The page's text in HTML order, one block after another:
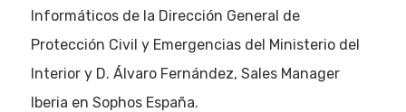
Informáticos de la Dirección General de
Protección Civil y Emergencias del Ministerio del
Interior y D. Álvaro Fernández, Sales Manager
Iberia en Sophos España.